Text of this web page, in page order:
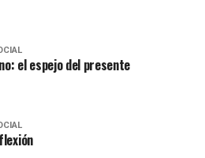
el espejo del presente